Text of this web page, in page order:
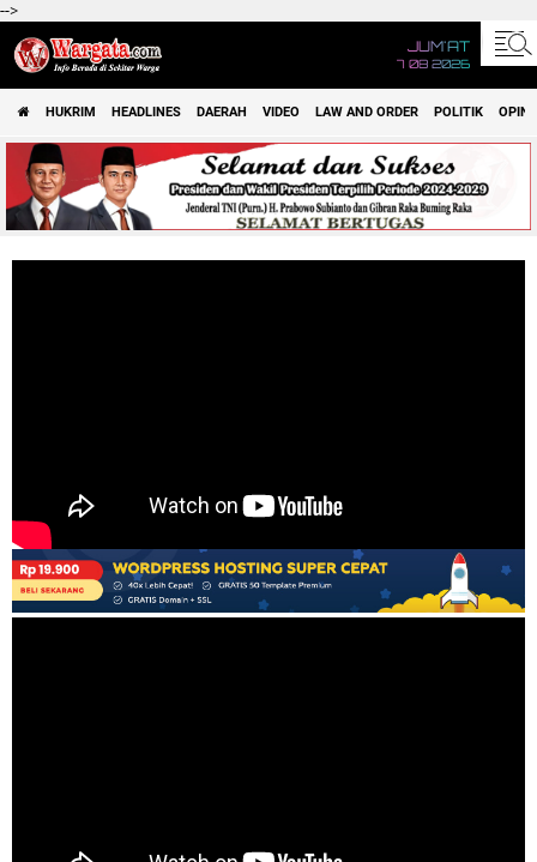
-->
JUM'AT
7 08 2026
HUKRIM HEADLINES DAERAH VIDEO LAW AND ORDER POLITIK OPINI